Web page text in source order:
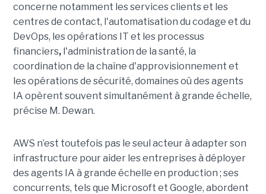
concerne notamment les services clients et les
centres de contact, l'automatisation du codage et du
DevOps, les opérations IT et les processus
financiers,l'administration de la santé, la
coordination de la chaîne d'approvisionnement et
les opérations de sécurité, domaines où des agents
IA opèrent souvent simultanément à grande échelle,
précise M. Dewan.
AWS n’est toutefois pas le seul acteur à adapter son
infrastructure pour aider les entreprises à déployer
des agents IA à grande échelle en production ; ses
concurrents, tels que Microsoft et Google, abordent